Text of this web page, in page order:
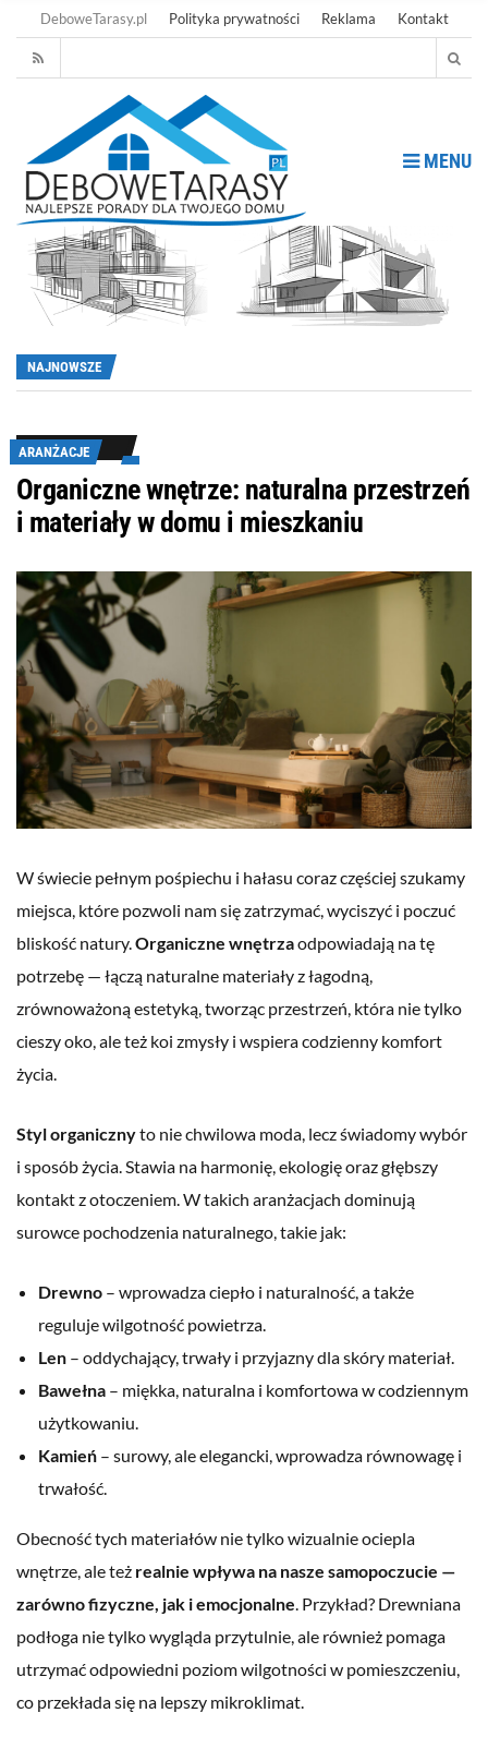
DeboweTarasy.pl Polityka prywatności Reklama Kontakt
MENU
NAJNOWSZE
ARANŻACJE
Organiczne wnętrze: naturalna przestrzeń
i materiały w domu i mieszkaniu
W świecie pełnym pośpiechu i hałasu coraz częściej szukamy
miejsca, które pozwoli nam się zatrzymać, wyciszyć i poczuć
bliskość natury.Organiczne wnętrzaodpowiadają na tę
potrzebę — łączą naturalne materiały z łagodną,
zrównoważoną estetyką, tworząc przestrzeń, która nie tylko
cieszy oko, ale też koi zmysły i wspiera codzienny komfort
życia.
Styl organicznyto nie chwilowa moda, lecz świadomy wybór
i sposób życia. Stawia na harmonię, ekologię oraz głębszy
kontakt z otoczeniem. W takich aranżacjach dominują
surowce pochodzenia naturalnego, takie jak:
Drewno – wprowadza ciepło i naturalność, a także
reguluje wilgotność powietrza.
Len – oddychający, trwały i przyjazny dla skóry materiał.
Bawełna – miękka, naturalna i komfortowa w codziennym
użytkowaniu.
Kamień – surowy, ale elegancki, wprowadza równowagę i
trwałość.
Obecność tych materiałów nie tylko wizualnie ociepla
wnętrze, ale też realnie wpływa na nasze samopoczucie —
zarówno fizyczne, jak i emocjonalne. Przykład? Drewniana
podłoga nie tylko wygląda przytulnie, ale również pomaga
utrzymać odpowiedni poziom wilgotności w pomieszczeniu,
co przekłada się na lepszy mikroklimat.